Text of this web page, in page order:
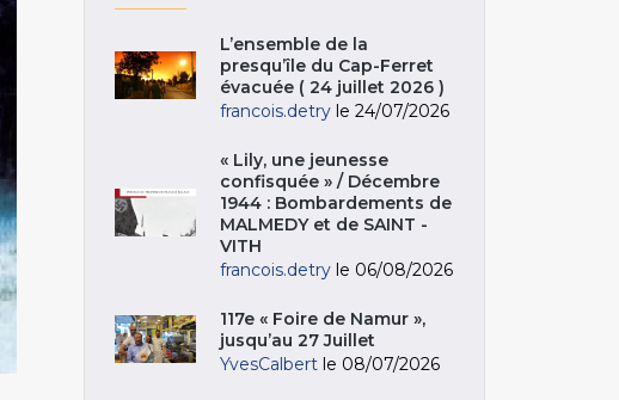
L’ensemble de la
presqu’île du Cap-Ferret
évacuée ( 24 juillet 2026 )
francois.detry le 24/07/2026
« Lily, une jeunesse
confisquée » / Décembre
1944 : Bombardements de
MALMEDY et de SAINT -
VITH
francois.detry le 06/08/2026
117e « Foire de Namur »,
jusqu’au 27 Juillet
YvesCalbert le 08/07/2026